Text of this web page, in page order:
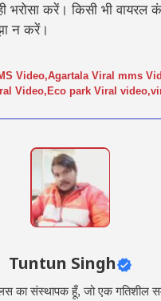
भरोसा करें। किसी भी वायरल
न करें।
Video,Agartala Viral mms
Video, Eco park Viral video,
Tuntun Singh
का संस्थापक हूँ, जो एक गतिशील